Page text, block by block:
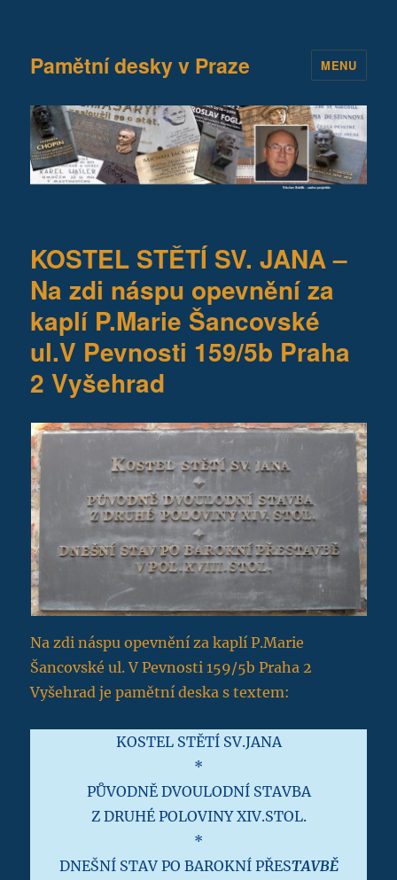
Pamětní desky v Praze MENU
KOSTEL STĚTÍ SV. JANA –
Na zdi náspu opevnění za
kaplí P.Marie Šancovské
ul.V Pevnosti 159/5b Praha
2 Vyšehrad
Na zdi náspu opevnění za kaplí P.Marie
Šancovské ul. V Pevnosti 159/5b Praha 2
Vyšehrad je pamětní deska s textem:
KOSTEL STĚTÍ SV.JANA
*
PŮVODNĚ DVOULODNÍ STAVBA
Z DRUHÉ POLOVINY XIV.STOL.
*
DNEŠNÍ STAV PO BAROKNÍ PŘESTAVBĚ